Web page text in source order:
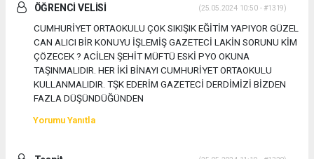
ÖĞRENCİ VELİSİ (25.05.2024 10:50 - #1319)
CUMHURİYET ORTAOKULU ÇOK SIKIŞIK EĞİTİM YAPIYOR GÜZEL
CAN ALICI BİR KONUYU İŞLEMİŞ GAZETECİ LAKİN SORUNU KİM
ÇÖZECEK ? ACİLEN ŞEHİT MÜFTÜ ESKİ PYO OKUNA
TAŞINMALIDIR. HER İKİ BİNAYI CUMHURİYET ORTAOKULU
KULLANMALIDIR. TŞK EDERİM GAZETECİ DERDİMİZİ BİZDEN
FAZLA DÜŞÜNDÜĞÜNDEN
Yorumu Yanıtla